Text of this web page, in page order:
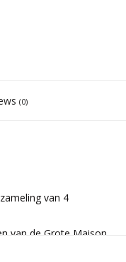
(0)
van 4
van de Grote Maison